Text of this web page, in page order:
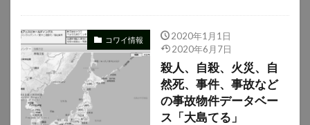
コワイ情報
2020年1月1日
2020年6月7日
殺人、自殺、火災、自
然死、事件、事故など
の事故物件データベー
ス「大島てる」